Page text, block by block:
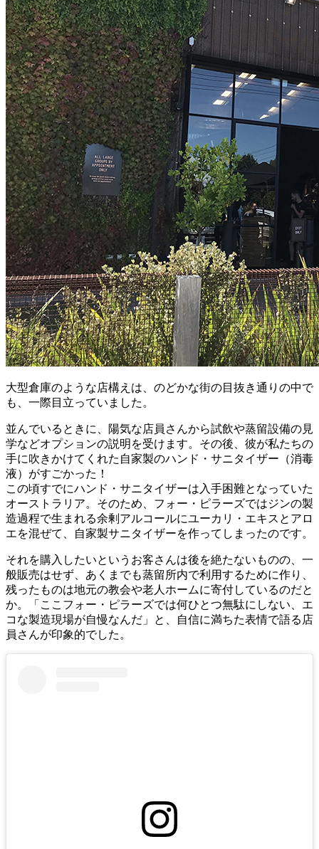
大型倉庫のような店構えは、のどかな街の目抜き通りの中で
も、一際目立っていました。
並んでいるときに、陽気な店員さんから試飲や蒸留設備の見
学などオプションの説明を受けます。その後、彼が私たちの
手に吹きかけてくれた自家製のハンド・サニタイザー（消毒
液）がすごかった！
この頃すでにハンド・サニタイザーは入手困難となっていた
オーストラリア。そのため、フォー・ピラーズではジンの製
造過程で生まれる余剰アルコールにユーカリ・エキスとアロ
エを混ぜて、自家製サニタイザーを作ってしまったのです。
それを購入したいというお客さんは後を絶たないものの、一
般販売はせず、あくまでも蒸留所内で利用するために作り、
残ったものは地元の教会や老人ホームに寄付しているのだと
か。「ここフォー・ピラーズでは何ひとつ無駄にしない、エ
コな製造現場が自慢なんだ」と、自信に満ちた表情で語る店
員さんが印象的でした。